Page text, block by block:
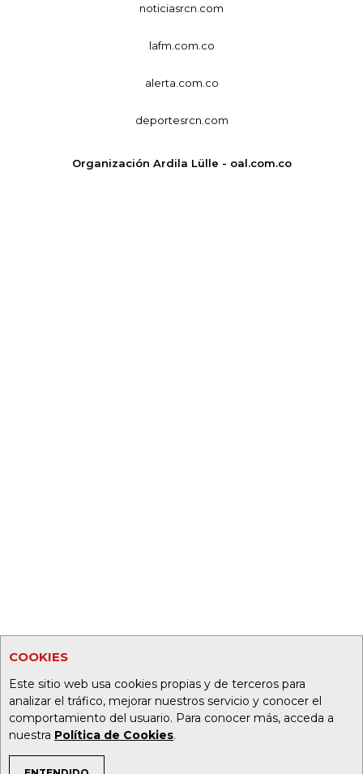
COOKIES
Este sitio web usa cookies propias y de terceros para
analizar el tráfico, mejorar nuestros servicio y conocer el
comportamiento del usuario. Para conocer más, acceda a
nuestra Política de Cookies.
noticiasrcn.com
lafm.com.co
alerta.com.co
deportesrcn.com
Organización Ardila Lülle - oal.com.co